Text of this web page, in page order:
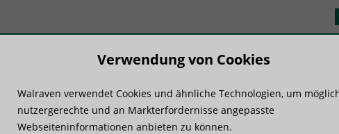
Produktsysteme Know-how
Verwendung von Cookies
Walraven verwendet Cookies und ähnliche Technologien, um
nutzergerechte und an Markterfordernisse angepasste
Webseiteninformationen anbieten zu können.